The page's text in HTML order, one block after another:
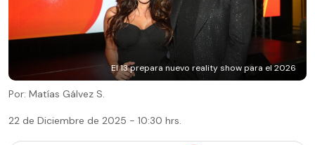
El 13 prepara nuevo reality show para el 2026
Por: Matías Gálvez S.
22 de Diciembre de 2025 - 10:30 hrs.